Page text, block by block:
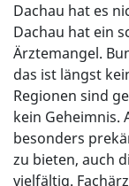
Dachau hat es
Dachau hat ein
Ärztemangel.
das ist längst
Regionen sind
kein Geheimnis.
besonders
zu bieten, auch
vielfältig.